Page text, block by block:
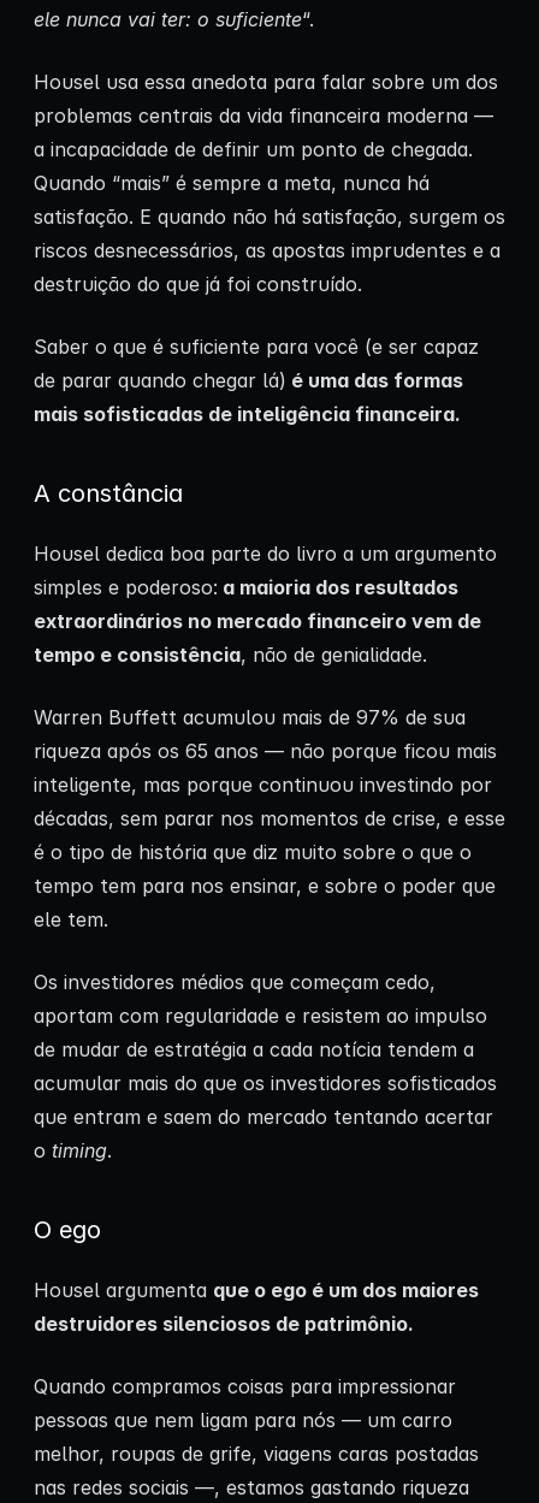
ele nunca vai ter: o suficiente“.
Housel usa essa anedota para falar sobre um dos
problemas centrais da vida financeira moderna —
a incapacidade de definir um ponto de chegada.
Quando “mais” é sempre a meta, nunca há
satisfação. E quando não há satisfação, surgem os
riscos desnecessários, as apostas imprudentes e a
destruição do que já foi construído.
Saber o que é suficiente para você (e ser capaz
de parar quando chegar lá) é uma das formas
mais sofisticadas de inteligência financeira.
A constância
Housel dedica boa parte do livro a um argumento
simples e poderoso: a maioria dos resultados
extraordinários no mercado financeiro vem de
tempo e consistência, não de genialidade.
Warren Buffett acumulou mais de 97% de sua
riqueza após os 65 anos — não porque ficou mais
inteligente, mas porque continuou investindo por
décadas, sem parar nos momentos de crise, e esse
é o tipo de história que diz muito sobre o que o
tempo tem para nos ensinar, e sobre o poder que
ele tem.
Os investidores médios que começam cedo,
aportam com regularidade e resistem ao impulso
de mudar de estratégia a cada notícia tendem a
acumular mais do que os investidores sofisticados
que entram e saem do mercado tentando acertar
o timing.
O ego
Housel argumenta que o ego é um dos maiores
destruidores silenciosos de patrimônio.
Quando compramos coisas para impressionar
pessoas que nem ligam para nós — um carro
melhor, roupas de grife, viagens caras postadas
nas redes sociais —, estamos gastando riqueza